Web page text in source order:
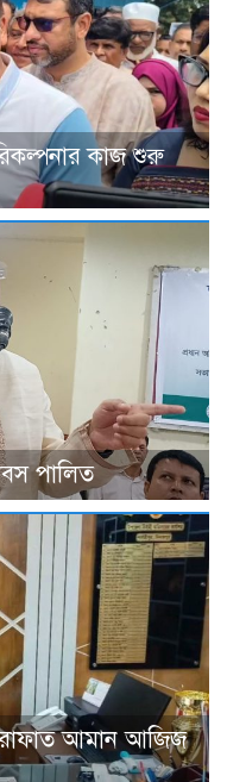
কাজ শুরু
পালিত
আমান আজিজ